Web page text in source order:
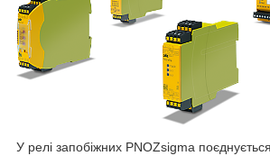
У релі запобіжних PNOZsigma